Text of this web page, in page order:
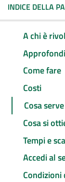
INDICE DELLA
A chi è
Come fare
Costi
Cosa serve
Cosa si
Tempi e
Accedi al
Condizioni